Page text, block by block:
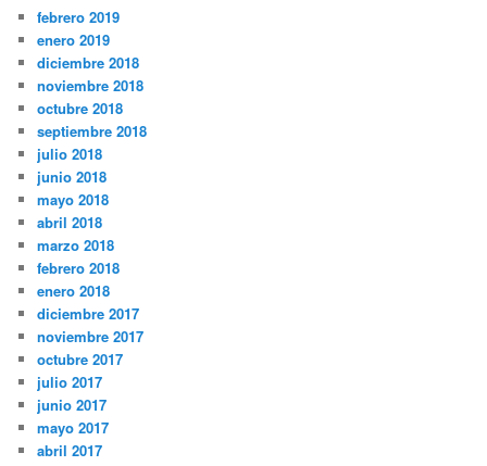
febrero 2019
enero 2019
diciembre 2018
noviembre 2018
octubre 2018
septiembre 2018
julio 2018
junio 2018
mayo 2018
abril 2018
marzo 2018
febrero 2018
enero 2018
diciembre 2017
noviembre 2017
octubre 2017
julio 2017
junio 2017
mayo 2017
abril 2017